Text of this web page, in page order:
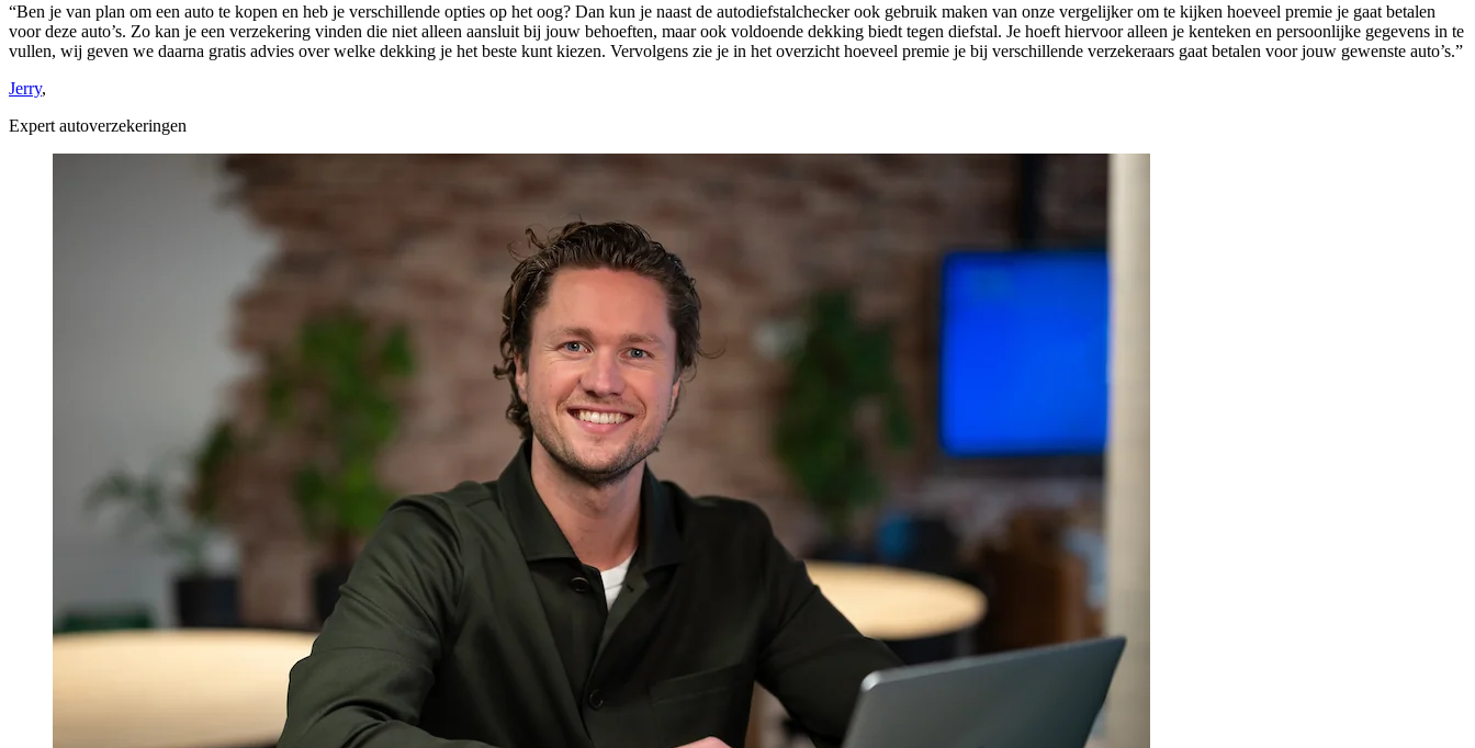
“Ben je van plan om een auto te kopen en heb je verschillende opties op het oog? Dan kun je naast de autodiefstalchecker ook gebruik maken van onze vergelijker om te kijken hoeveel premie je gaat betalen
voor deze auto’s. Zo kan je een verzekering vinden die niet alleen aansluit bij jouw behoeften, maar ook voldoende dekking biedt tegen diefstal. Je hoeft hiervoor alleen je kenteken en persoonlijke gegevens in te
vullen, wij geven we daarna gratis advies over welke dekking je het beste kunt kiezen. Vervolgens zie je in het overzicht hoeveel premie je bij verschillende verzekeraars gaat betalen voor jouw gewenste auto’s.”
Jerry,
Expert autoverzekeringen